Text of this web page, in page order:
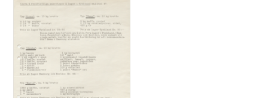
Relaterade
poster
och
teman